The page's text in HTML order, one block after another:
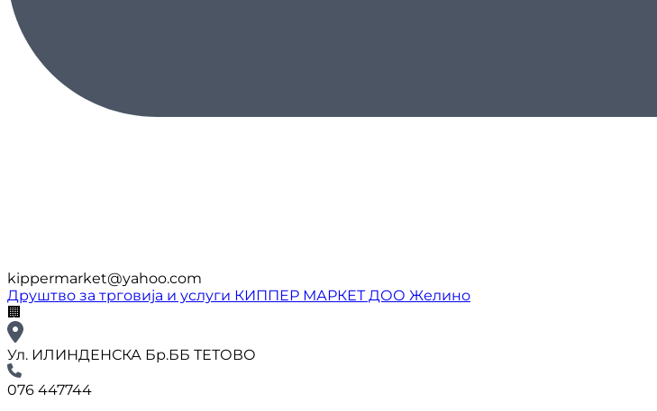
kippermarket@yahoo.com
Друштво за трговија и услуги КИППЕР МАРКЕТ ДОО Желино
🏢
Ул. ИЛИНДЕНСКА Бр.ББ ТЕТОВО
076 447744